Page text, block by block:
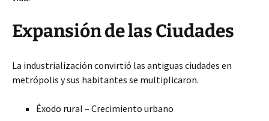
Expansión de las Ciudades
La industrialización convirtió las antiguas ciudades en
metrópolis y sus habitantes se multiplicaron.
Éxodo rural – Crecimiento urbano